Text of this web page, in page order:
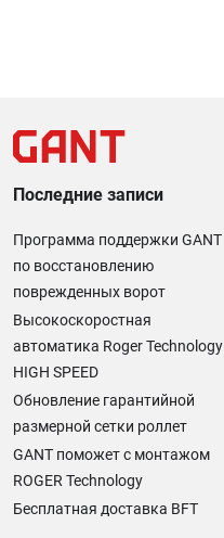
Последние записи
Программа поддержки GANT
по восстановлению
поврежденных ворот
Высокоскоростная
автоматика Roger Technology
HIGH SPEED
Обновление гарантийной
размерной сетки роллет
GANT поможет с монтажом
ROGER Technology
Бесплатная доставка BFT